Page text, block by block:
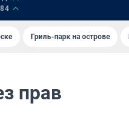
Гриль-парк на острове
прав